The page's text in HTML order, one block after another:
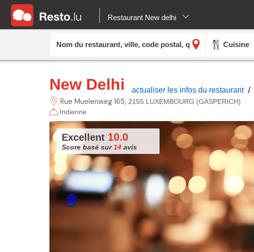
Restaurant New delhi
Cuisine
New Delhi actualiser les infos du restaurant /
Rue Muelenweg 165 2155 LUXEMBOURG (GASPERICH)
Indienne
Excellent 10.0
Score basé sur14 avis